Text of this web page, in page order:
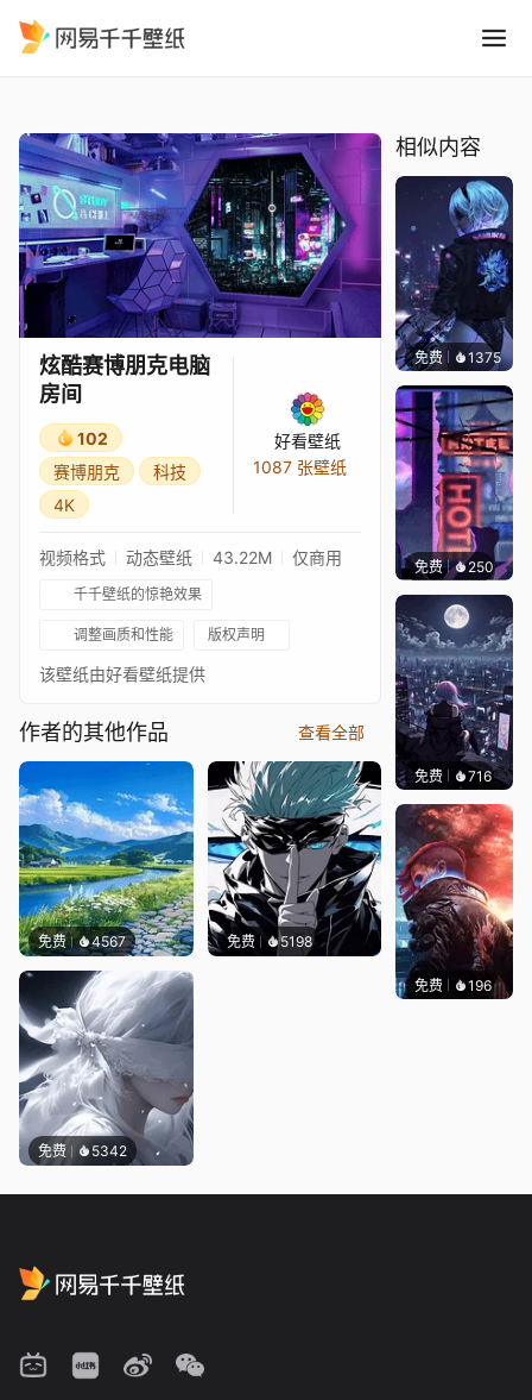
炫酷赛博朋克电脑
房间
102
赛博朋克
科技
4K
好看壁纸
1087 张壁纸
视频格式 动态壁纸 43.22M 仅商用
千千壁纸的惊艳效果
调整画质和性能 版权声明
该壁纸由好看壁纸提供
作者的其他作品 查看全部
免费 4567 免费 5198
免费 5342
相似内容
免费 1375Bewie
免费 250鲨鲨啊
免费 716鲨鲨啊
免费 196